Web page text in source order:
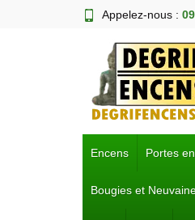
Appelez-nous :
Encens Portes
Bougies et